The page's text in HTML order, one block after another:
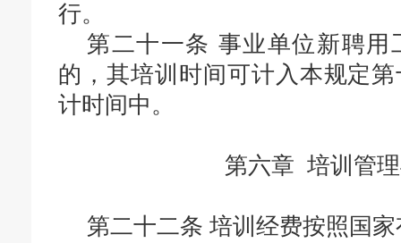
行。
第二十一条 事业单位新聘用
的，其培训时间可计入本规定
计时间中。
第六章 培训管
第二十二条 培训经费按照国